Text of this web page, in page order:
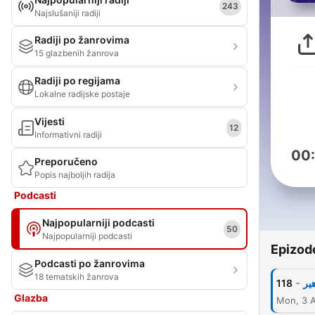
Najslušaniji radiji
243
Radiji po žanrovima
15 glazbenih žanrova
Radiji po regijama
Lokalne radijske postaje
Vijesti
Informativni radiji
12
Preporučeno
Popis najboljih radija
Podcasti
Najpopularniji podcasti
Najpopularniji podcasti
50
Podcasti po žanrovima
18 tematskih žanrova
Glazba
118 -
Mon, 3